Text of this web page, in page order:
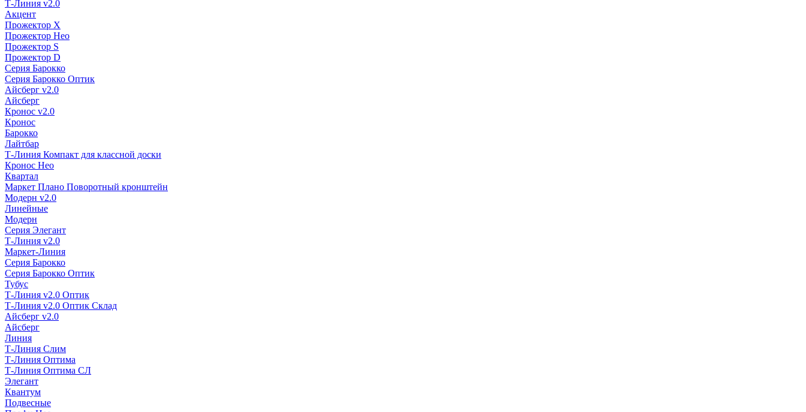
Т-Линия v2.0
Акцент
Прожектор X
Прожектор Нео
Прожектор S
Прожектор D
Серия Барокко
Серия Барокко Оптик
Айсберг v2.0
Айсберг
Кронос v2.0
Кронос
Барокко
Лайтбар
Т-Линия Компакт для классной доски
Кронос Нео
Квартал
Маркет Плано Поворотный кронштейн
Модерн v2.0
Линейные
Модерн
Серия Элегант
Т-Линия v2.0
Маркет-Линия
Серия Барокко
Серия Барокко Оптик
Тубус
Т-Линия v2.0 Оптик
Т-Линия v2.0 Оптик Склад
Айсберг v2.0
Айсберг
Линия
Т-Линия Слим
Т-Линия Оптима
Т-Линия Оптима СЛ
Элегант
Квантум
Подвесные